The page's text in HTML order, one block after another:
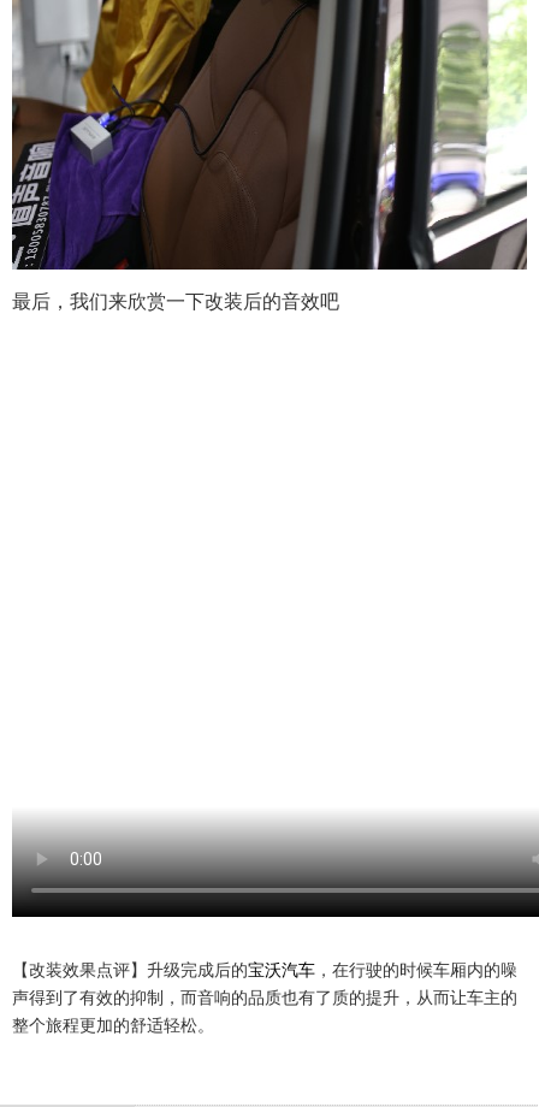
最后，我们来欣赏一下改装后的音效吧
【改装效果点评】升级完成后的宝沃汽车 ，在行驶的时候车厢内的噪
声得到了有效的抑制，而音响的品质也有了质的提升，从而让车主的
整个旅程更加的舒适轻松。